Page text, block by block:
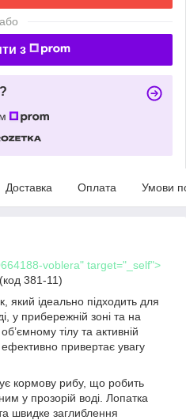
або
з
Доставка Оплата Умови
voblera" target="_self">
381-11)
який ідеально підходить для
у прибережній зоні та на
тілу та активній
ефективно привертає увагу
кормову рибу, що робить
у прозорій воді. Лопатка
швидке заглиблення